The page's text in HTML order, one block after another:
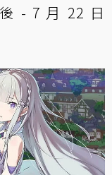
- 7 月 22 日